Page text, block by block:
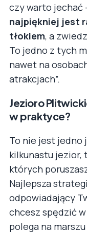
czy warto jechać
najpiękniej jest
tłokiem, a
To jedno z tych
nawet na
atrakcjach”.
Jezioro
w praktyce?
To nie jest jedno
kilkunastu jezior,
których
Najlepsza
odpowiadający
chcesz spędzić
polega na